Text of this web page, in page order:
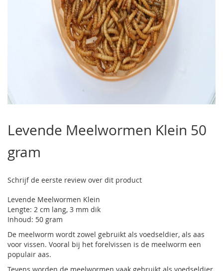
het
begin
van
de
gallerij
Levende Meelwormen Klein 50
gram
Schrijf de eerste review over dit product
Levende Meelwormen Klein
Lengte: 2 cm lang, 3 mm dik
Inhoud: 50 gram
De meelworm wordt zowel gebruikt als voedseldier, als aas
voor vissen. Vooral bij het forelvissen is de meelworm een
populair aas.